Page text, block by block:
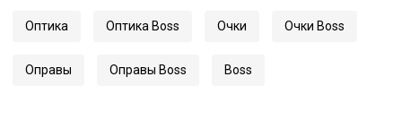
Оптика Оптика Boss Очки Очки Boss
Оправы Оправы Boss Boss